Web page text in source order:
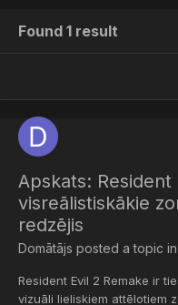
Found 1 result
Apskats: Resident
visreālistiskākie
redzējis
Domātājs posted a topic in
Resident Evil 2 Remake ir
vizuāli lieliskiem attēlotiem